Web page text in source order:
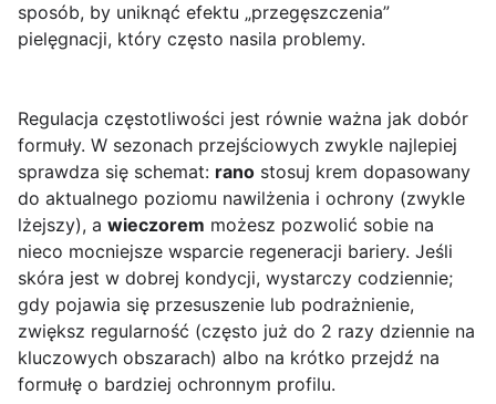
sposób, by uniknąć efektu „przegęszczenia”
pielęgnacji, który często nasila problemy.
Regulacja częstotliwości jest równie ważna jak dobór
formuły. W sezonach przejściowych zwykle najlepiej
sprawdza się schemat: rano stosuj krem dopasowany
do aktualnego poziomu nawilżenia i ochrony (zwykle
lżejszy), a wieczorem możesz pozwolić sobie na
nieco mocniejsze wsparcie regeneracji bariery. Jeśli
skóra jest w dobrej kondycji, wystarczy codziennie;
gdy pojawia się przesuszenie lub podrażnienie,
zwiększ regularność (często już do 2 razy dziennie na
kluczowych obszarach) albo na krótko przejdź na
formułę o bardziej ochronnym profilu.